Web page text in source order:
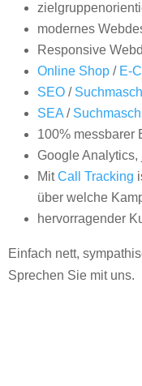
modernes
Responsive
Online Shop/ E-
SEO/
SEA/
100% messbarer
Google
MitCall Tracking
über welche
hervorragender
Einfach nett,
Sprechen Sie mit uns.